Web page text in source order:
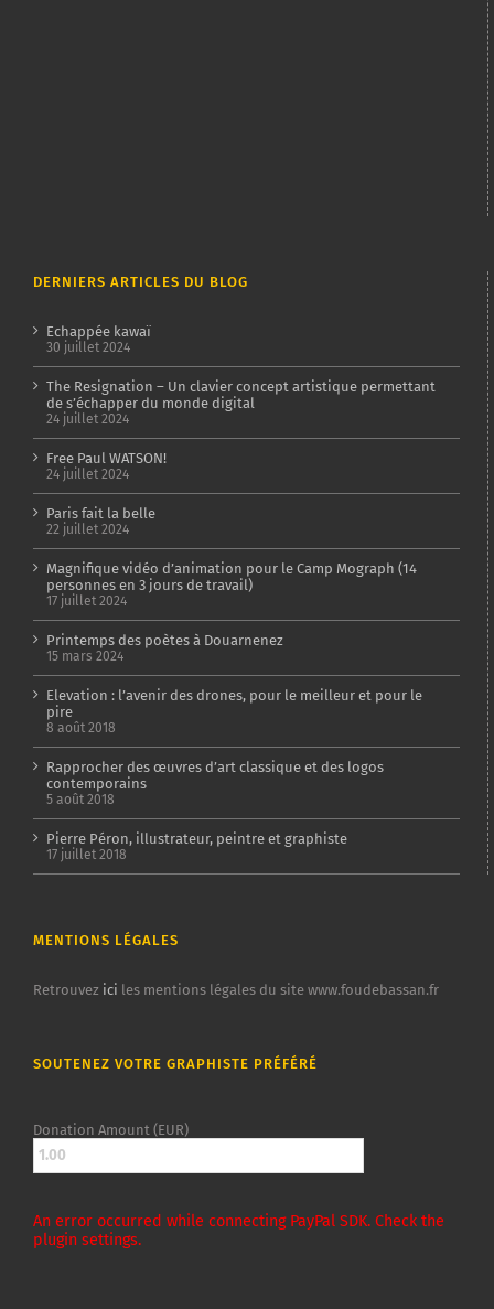
DERNIERS ARTICLES DU BLOG
Echappée kawaï
30 juillet 2024
The Resignation – Un clavier concept artistique permettant
de s’échapper du monde digital
24 juillet 2024
Free Paul WATSON!
24 juillet 2024
Paris fait la belle
22 juillet 2024
Magnifique vidéo d’animation pour le Camp Mograph (14
personnes en 3 jours de travail)
17 juillet 2024
Printemps des poètes à Douarnenez
15 mars 2024
Elevation : l’avenir des drones, pour le meilleur et pour le
pire
8 août 2018
Rapprocher des œuvres d’art classique et des logos
contemporains
5 août 2018
Pierre Péron, illustrateur, peintre et graphiste
17 juillet 2018
MENTIONS LÉGALES
Retrouvez ici les mentions légales du site www.foudebassan.fr
SOUTENEZ VOTRE GRAPHISTE PRÉFÉRÉ
Donation Amount (EUR)
An error occurred while connecting PayPal SDK. Check the
plugin settings.